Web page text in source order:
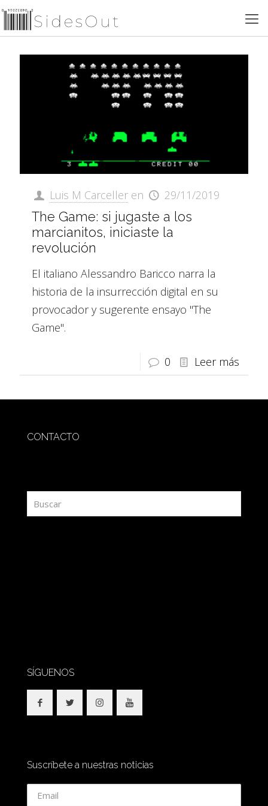
Luis M Carceller en 29/11/2019
The Game: si jugaste a los
marcianitos, iniciaste la
revolución
El italiano Alessandro Baricco narra la
historia de la insurrección digital en su
provocador y sugerente ensayo "The
Game".
0 Leer más
CONTACTO
SÍGUENOS
Suscríbete a nuestras noticias